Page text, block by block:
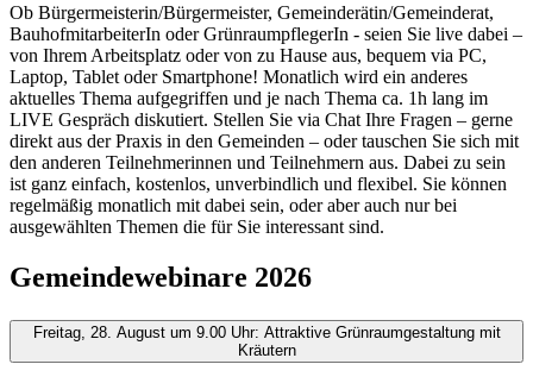
Ob Bürgermeisterin/Bürgermeister, Gemeinderätin/Gemeinderat,
BauhofmitarbeiterIn oder GrünraumpflegerIn - seien Sie live dabei –
von Ihrem Arbeitsplatz oder von zu Hause aus, bequem via PC,
Laptop, Tablet oder Smartphone! Monatlich wird ein anderes
aktuelles Thema aufgegriffen und je nach Thema ca. 1h lang im
LIVE Gespräch diskutiert. Stellen Sie via Chat Ihre Fragen – gerne
direkt aus der Praxis in den Gemeinden – oder tauschen Sie sich mit
den anderen Teilnehmerinnen und Teilnehmern aus. Dabei zu sein
ist ganz einfach, kostenlos, unverbindlich und flexibel. Sie können
regelmäßig monatlich mit dabei sein, oder aber auch nur bei
ausgewählten Themen die für Sie interessant sind.
Gemeindewebinare 2026
Freitag, 28. August um 9.00 Uhr: Attraktive Grünraumgestaltung mit
Kräutern